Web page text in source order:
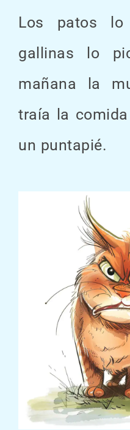
Los patos lo
gallinas lo
mañana la
traía la
un puntapié.